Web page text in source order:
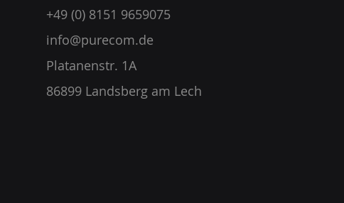
+49 (0) 8151 9659075
info@purecom.de
Platanenstr. 1A
86899 Landsberg am Lech